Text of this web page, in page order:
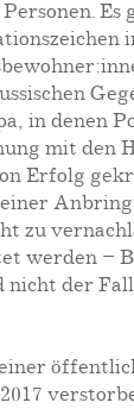
Es
in denen
mit den
Erfolg
zu
werden –
nicht der
einer